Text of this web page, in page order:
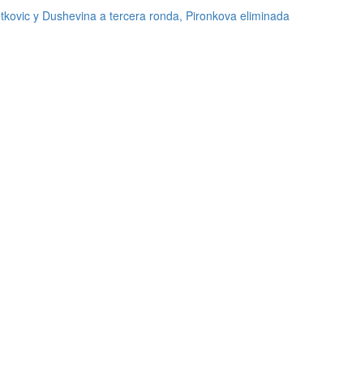
y Dushevina a tercera ronda, Pironkova eliminada